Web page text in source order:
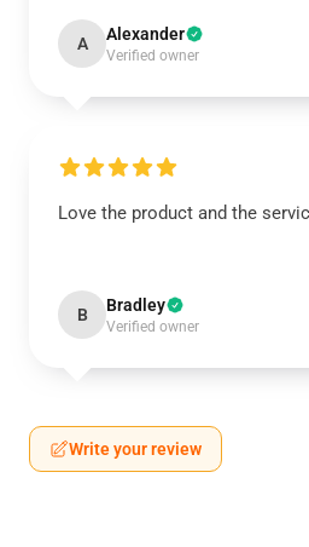
A Alexander
Verified owner
Love the product and the
B Bradley
Verified owner
Write your review